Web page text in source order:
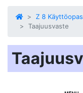
Z 8 Käyttöopas
Taajuusvaste